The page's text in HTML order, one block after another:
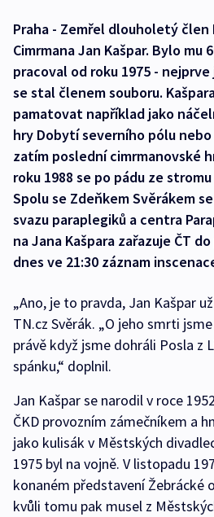
Praha - Zemřel dlouholetý člen
Cimrmana Jan Kašpar. Bylo mu
pracoval od roku 1975 -
se stal členem souboru.
pamatovat například jako
hry Dobytí severního pólu
zatím poslední cimrmanovské
roku 1988 se po pádu ze
Spolu se Zdeňkem Svěrákem
svazu paraplegiků a centra
na Jana Kašpara zařazuje ČT
dnes ve 21:30 záznam
„Ano, je to pravda, Jan Kašpar
TN.cz Svěrák. „O jeho smrti
právě když jsme dohráli Posla z
spánku,“ doplnil.
Jan Kašpar se narodil v roce
ČKD provozním zámečníkem a
jako kulisák v Městských
1975 byl na vojně. V listopadu
konaném představení Žebrácké
kvůli tomu pak musel z